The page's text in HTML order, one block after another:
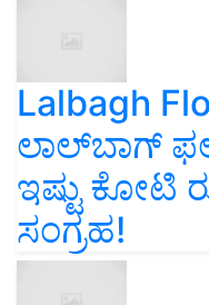
Lalbagh
ಲಾಲ್‌ಬಾಗ್
ಇಷ್ಟು
ಸಂಗ್ರಹ!